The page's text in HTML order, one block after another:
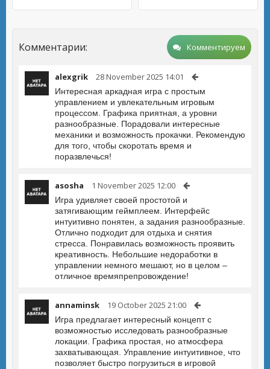
Комментарии: Комментируем
alexgrik 28 November 2025 14:01
Интересная аркадная игра с простым
управлением и увлекательным игровым
процессом. Графика приятная, а уровни
разнообразные. Порадовали интересные
механики и возможность прокачки. Рекомендую
для того, чтобы скоротать время и
поразвлечься!
asosha 1 November 2025 12:00
Игра удивляет своей простотой и
затягивающим геймплеем. Интерфейс
интуитивно понятен, а задания разнообразные.
Отлично подходит для отдыха и снятия
стресса. Понравилась возможность проявить
креативность. Небольшие недоработки в
управлении немного мешают, но в целом –
отличное времяпрепровождение!
annaminsk 19 October 2025 21:00
Игра предлагает интересный концепт с
возможностью исследовать разнообразные
локации. Графика простая, но атмосфера
захватывающая. Управление интуитивное, что
позволяет быстро погрузиться в игровой